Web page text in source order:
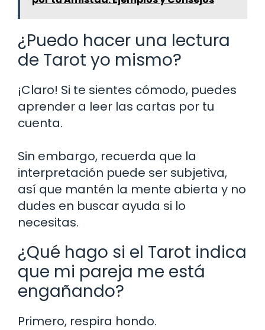
¿Puedo hacer una lectura
de Tarot yo mismo?
¡Claro! Si te sientes cómodo, puedes
aprender a leer las cartas por tu
cuenta.
Sin embargo, recuerda que la
interpretación puede ser subjetiva,
así que mantén la mente abierta y no
dudes en buscar ayuda si lo
necesitas.
¿Qué hago si el Tarot indica
que mi pareja me está
engañando?
Primero, respira hondo.